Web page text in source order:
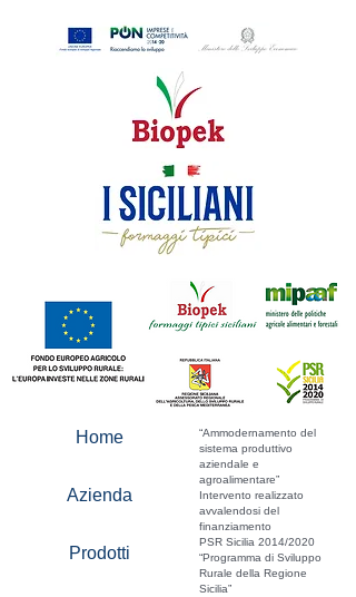
Home
Azienda
Prodotti
“Ammodernamento del
sistema produttivo
aziendale e
agroalimentare”
Intervento realizzato
avvalendosi del
finanziamento
PSR Sicilia 2014/2020
“Programma di Sviluppo
Rurale della Regione
Sicilia”